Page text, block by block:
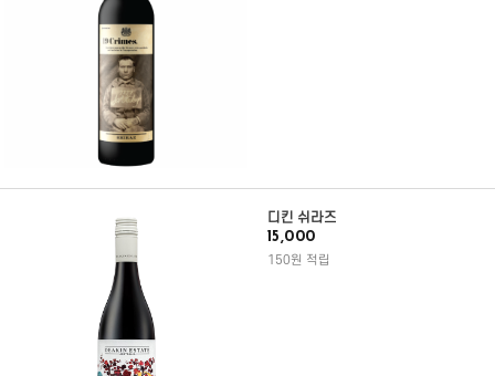
디킨 쉬라즈
15,000
150원 적립